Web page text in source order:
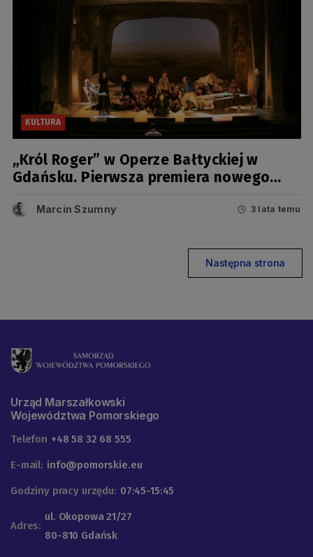
KULTURA
„Król Roger” w Operze Bałtyckiej w
Gdańsku. Pierwsza premiera nowego
Marcin Szumny 3 lata temu
Następna strona
Urząd Marszałkowski
Województwa Pomorskiego
Telefon +48 58 32 68 555
E-mail: info@pomorskie.eu
Godziny pracy urzędu: 07:45-15:45
Adres:
ul. Okopowa 21/27
80-810 Gdańsk